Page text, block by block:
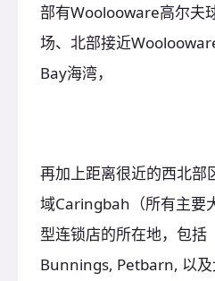
部有Woolooware高尔夫
场、北部接近
Bay海湾，
再加上距离很近的西北部
域Caringbah（所有主要
型连锁店的所在地，包括
Bunnings, Petbarn, 以及